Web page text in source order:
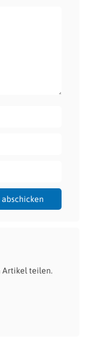
Artikel teilen.